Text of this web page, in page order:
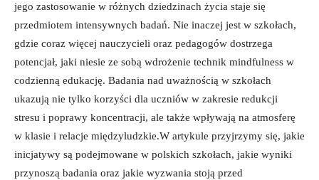
jego zastosowanie w różnych dziedzinach życia staje ⁣się
przedmiotem intensywnych badań.​ Nie inaczej jest​ w szkołach,‍
gdzie coraz więcej nauczycieli oraz pedagogów dostrzega
potencjał, jaki niesie ze sobą ⁣wdrożenie⁣ technik ⁢mindfulness ‍w
codzienną edukację. Badania nad uważnością⁢ w szkołach
‌ukazują nie tylko korzyści⁢ dla uczniów w zakresie redukcji‌
stresu i poprawy ⁤koncentracji, ale ​także wpływają na atmosferę⁣
w klasie i relacje⁢ międzyludzkie.W artykule przyjrzymy się,⁤ jakie
inicjatywy ⁢są podejmowane w polskich szkołach, jakie wyniki
przynoszą badania oraz jakie wyzwania stoją przed ​